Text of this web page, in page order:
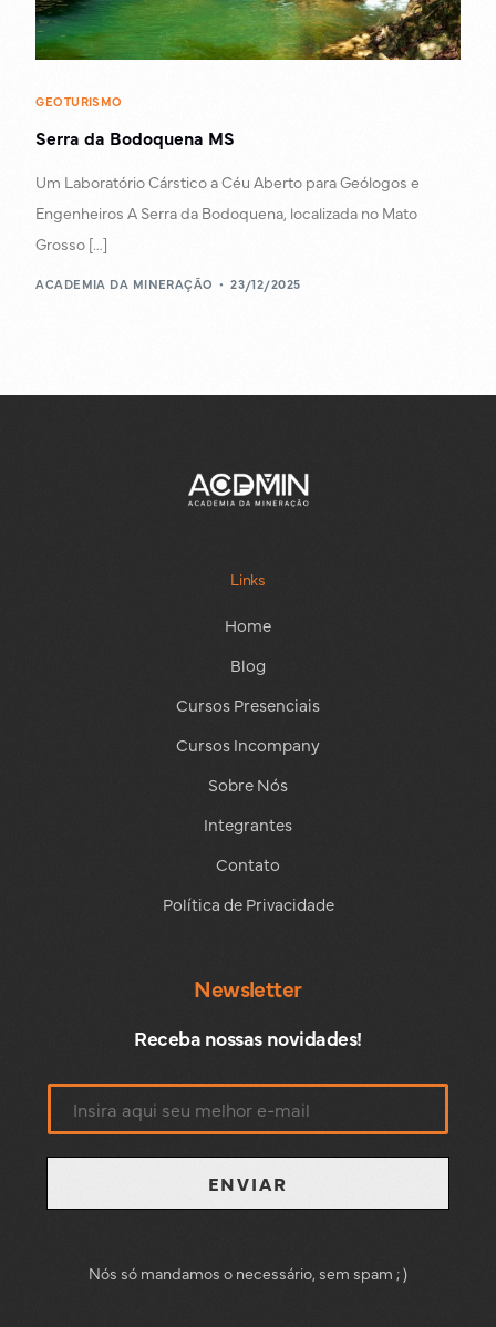
GEOTURISMO
Serra da Bodoquena MS
Um Laboratório Cárstico a Céu Aberto para Geólogos e
Engenheiros A Serra da Bodoquena, localizada no Mato
Grosso […]
ACADEMIA DA MINERAÇÃO 23/12/2025
Links
Home
Blog
Cursos Presenciais
Cursos Incompany
Sobre Nós
Integrantes
Contato
Política de Privacidade
Newsletter
Receba nossas novidades!
ENVIAR
Nós só mandamos o necessário, sem spam ; )